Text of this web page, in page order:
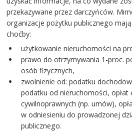
przekazywane przez darczyńców.
organizacje pożytku publicznego
choćby:
użytkowanie nieruchomości na
prawo do otrzymywania 1-proc.
osób fizycznych,
zwolnienie od: podatku
podatku od nieruchomości, opłat
cywilnoprawnych (np. umów),
w odniesieniu do prowadzonej
publicznego.